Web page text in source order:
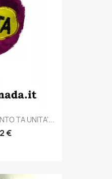
TA UNITA'...
€